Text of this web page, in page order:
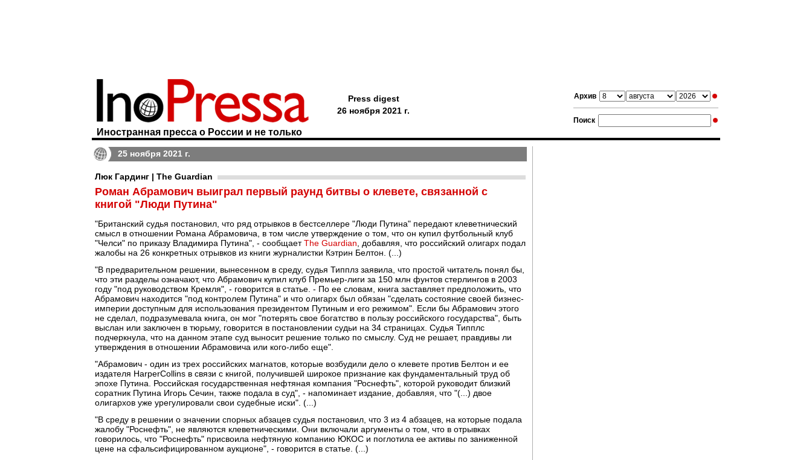
Архив
Поиск
Иностранная пресса о России и не только
Press digest
26 ноября 2021 г.
25 ноября 2021 г.
Люк Гардинг | The Guardian
Роман Абрамович выиграл первый раунд битвы о клевете, связанной с
книгой "Люди Путина"
"Британский судья постановил, что ряд отрывков в бестселлере "Люди Путина" передают клеветнический
смысл в отношении Романа Абрамовича, в том числе утверждение о том, что он купил футбольный клуб
"Челси" по приказу Владимира Путина", - сообщаетThe Guardian , добавляя, что российский олигарх подал
жалобы на 26 конкретных отрывков из книги журналистки Кэтрин Белтон. (...)
"В предварительном решении, вынесенном в среду, судья Типплз заявила, что простой читатель понял бы,
что эти разделы означают, что Абрамович купил клуб Премьер-лиги за 150 млн фунтов стерлингов в 2003
году "под руководством Кремля", - говорится в статье. - По ее словам, книга заставляет предположить, что
Абрамович находится "под контролем Путина" и что олигарх был обязан "сделать состояние своей бизнес-
империи доступным для использования президентом Путиным и его режимом". Если бы Абрамович этого
не сделал, подразумевала книга, он мог "потерять свое богатство в пользу российского государства", быть
выслан или заключен в тюрьму, говорится в постановлении судьи на 34 страницах. Судья Типплс
подчеркнула, что на данном этапе суд выносит решение только по смыслу. Суд не решает, правдивы ли
утверждения в отношении Абрамовича или кого-либо еще".
"Абрамович - один из трех российских магнатов, которые возбудили дело о клевете против Белтон и ее
издателя HarperCollins в связи с книгой, получившей широкое признание как фундаментальный труд об
эпохе Путина. Российская государственная нефтяная компания "Роснефть", которой руководит близкий
соратник Путина Игорь Сечин, также подала в суд", - напоминает издание, добавляя, что "(...) двое
олигархов уже урегулировали свои судебные иски". (...)
"В среду в решении о значении спорных абзацев судья постановил, что 3 из 4 абзацев, на которые подала
жалобу "Роснефть", не являются клеветническими. Они включали аргументы о том, что в отрывках
говорилось, что "Роснефть" присвоила нефтяную компанию ЮКОС и поглотила ее активы по заниженной
цене на сфальсифицированном аукционе", - говорится в статье. (...)